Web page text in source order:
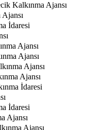
Kalkınma Ajansı
İdaresi
Ajansı
Ajansı
Ajansı
Ajansı
İdaresi
İdaresi
Ajansı
Ajansı